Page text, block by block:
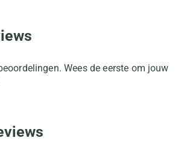
Wees de eerste om jouw